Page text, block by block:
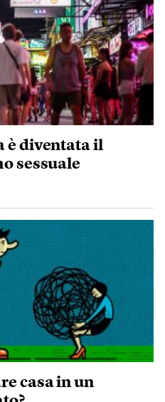
è diventata il
sessuale
casa in un